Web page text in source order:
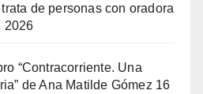
de personas con oradora
2026
“Contracorriente. Una
de Ana Matilde Gómez 16